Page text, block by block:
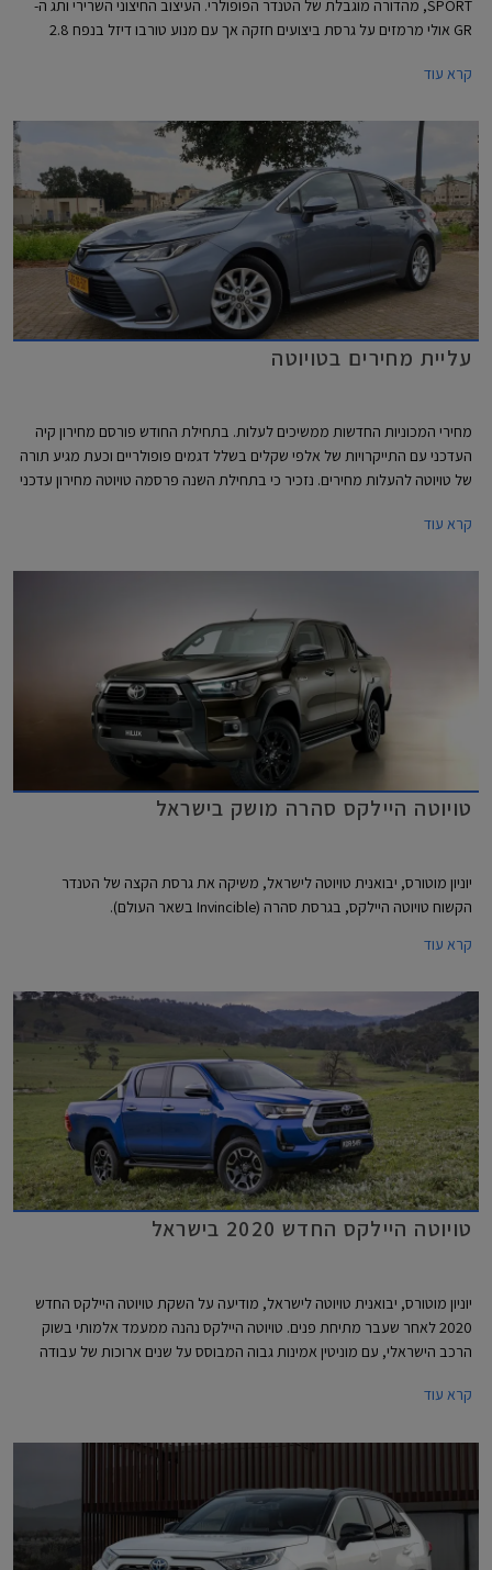
SPORT, מהדורה מוגבלת של הטנדר הפופולרי. העיצוב החיצוני השרירי ותג ה-
GR אולי מרמזים על גרסת ביצועים חזקה אך עם מנוע טורבו דיזל בנפח 2.8
והשטח - זה מה שבאמת חשוב ברכב מסוג זה. המחיר החל מ- 370,000 ₪.
קרא עוד
עליית מחירים בטויוטה
מחירי המכוניות החדשות ממשיכים לעלות. בתחילת החודש פורסם מחירון קיה
העדכני עם התייקרויות של אלפי שקלים בשלל דגמים פופולריים וכעת מגיע תורה
של טויוטה להעלות מחירים. נזכיר כי בתחילת השנה פרסמה טויוטה מחירון עדכני
הודעה של היצרנית על פיה עקב עיכובים בשרשרת האספקה חלו שינויים
זמני ההמתנה לרכבים חדשים. שיווקה של טויוטה יאריס הופסק לפני מספר
קרא עוד
טויוטה היילקס סהרה מושק בישראל
יוניון מוטורס, יבואנית טויוטה לישראל, משיקה את גרסת הקצה של הטנדר
הקשוח טויוטה היילקס, בגרסת סהרה (Invincible בשאר העולם).
קרא עוד
טויוטה היילקס החדש 2020 בישראל
יוניון מוטורס, יבואנית טויוטה לישראל, מודיעה על השקת טויוטה היילקס החדש
2020 לאחר שעבר מתיחת פנים. טויוטה היילקס נהנה ממעמד אלמותי בשוק
הרכב הישראלי, עם מוניטין אמינות גבוה המבוסס על שנים ארוכות של עבודה
קרא עוד